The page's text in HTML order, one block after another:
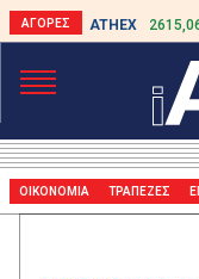
ATHEX
ΟΙΚΟΝΟΜΙΑ ΤΡΑΠΕΖΕΣ